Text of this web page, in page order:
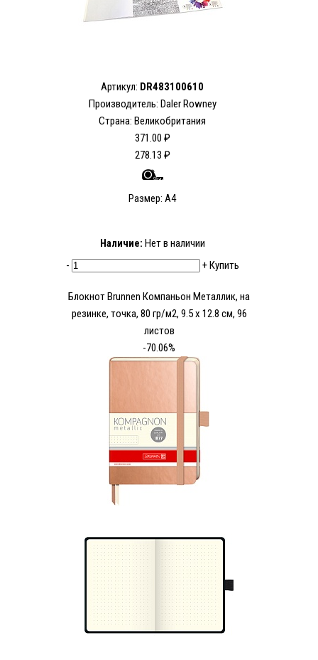
Артикул: DR483100610
Производитель: Daler Rowney
Страна: Великобритания
371.00 ₽
278.13 ₽
Размер: А4
Наличие: Нет в наличии
-
+Купить
Блокнот Brunnen Компаньон Металлик, на
резинке, точка, 80 гр/м2, 9.5 х 12.8 см, 96
листов
-70.06%